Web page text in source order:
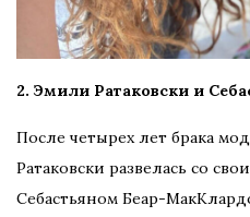
2. Эмили Ратаковски и
После четырех лет брака
Ратаковски развелась со
Себастьяном Беар-